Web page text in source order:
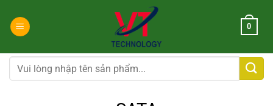
đến
dung
0
Tìm
kiếm: